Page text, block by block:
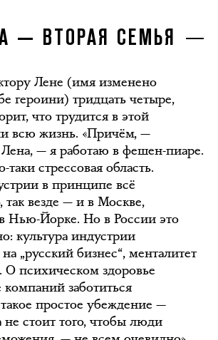
— ВТОРАЯ СЕМЬЯ
Лене (имя изменено
героини) тридцать четыре,
что трудится в этой
всю жизнь. «Причём, —
Лена, — я работаю в фешен-пиаре.
стрессовая область.
в принципе всё
везде — и в Москве,
Нью-Йорке. Но в России это
культура индустрии
„русский бизнес“, менталитет
О психическом здоровье
заботиться
простое убеждение —
не стоит того, чтобы люди